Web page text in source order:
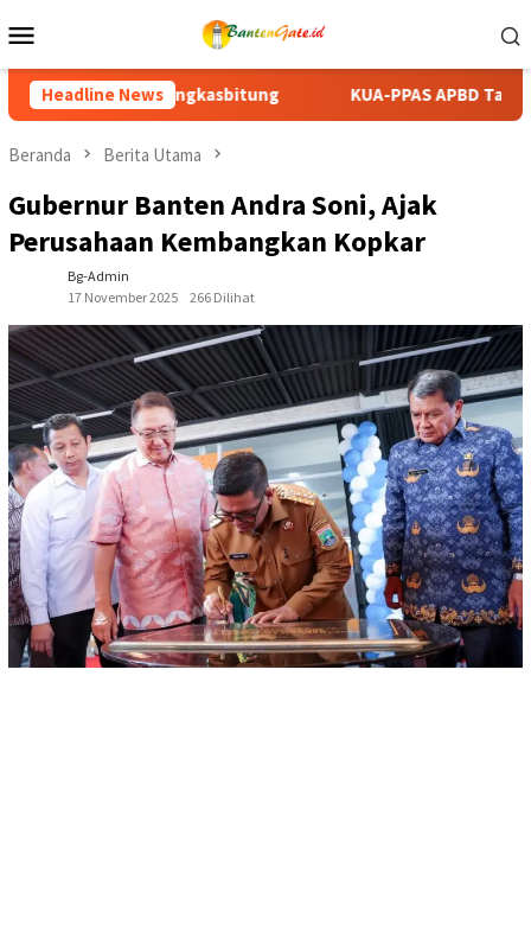
ke
Mobile
Headline News
KUA-PPAS APBD Tanah Datar 2027 Disepakati, DPRD dan
Beranda Berita Utama
Gubernur Banten Andra Soni, Ajak
Perusahaan Kembangkan Kopkar
Bg-Admin
17 November 2025
266 Dilihat